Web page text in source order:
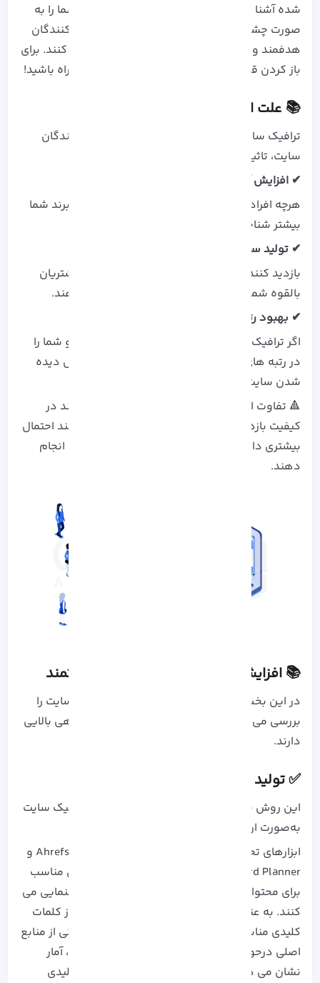
شده آشنا خواهید کرد که نه تنها ترافیک سایت شما را به
صورت چشمگیری افزایش می دهند، بلکه بازدید کنندگان
هدفمند و علاقه مند را نیز به سوی شما جذب می کنند. برای
باز کردن قفل پتانسیل اصلی سایت خود، با ما همراه باشید!
📚 علت اهمیت ترافیک سایت
ترافیک سایت در کنار نشان دادن تعداد بازدید کنندگان
سایت، تاثیر مستقیمی بر فروش و برندسازی دارد:
✔ افزایش آگاهی از برند
هرچه افراد بیشتری از وب سایت شما دیدن کنند، برند شما
بیشتر شناخته خواهد شد.
✔ تولید سرنخ های فروش
بازدید کنندگان هدفمند می توانند در آینده به مشتریان
بالقوه شما تبدیل شده و درآمد شما را افزایش دهند.
✔ بهبود رتبه سئو
اگر ترافیک سایت شما بالا باشد، موتورهای جستجو شما را
در رتبه های بالاتری قرار می دهند که باعث افزایش دیده
شدن سایت شما می شود.
🔺 تفاوت اصلی بین ترافیک هدفمند و غیر هدفمند در
کیفیت بازدیدکنندگان است. بازدیدکنندگان هدفمند احتمال
بیشتری دارند که کارهایی مانند خرید و یا ثبت نام انجام
دهند.
📚 افزایش ترافیک سایت: 10 راهکار قدرتمند
در این بخش، 10 روش موثر برای افزایش ترافیک سایت را
بررسی می کنیم که هم تست شده‌اند و هم بازدهی بالایی
دارند.
✅ تولید محتوای سئو شده و هدفمند
این روش یکی از کلیدی‌ترین پایه‌های افزایش ترافیک سایت
به‌صورت ارگانیک است.
ابزارهای تحلیل کلمات کلیدی مانند
Ahrefs ،Ubersuggest و
Google Keyword Planner به انتخاب کلمات کلیدی مناسب
برای محتوا کمک می کنند و در بهینه سازی آن راهنمایی می
کنند. به عنوان مثال، سایت
با استفاده از کلمات
کلیدی مناسب، محتوای خود را بهینه کرده و به یکی از منابع
اصلی درحوزه بازاریابی تبدیل شده است. همچنین، آمار
نشان می دهد که وب سایت هایی که از کلمات کلیدی